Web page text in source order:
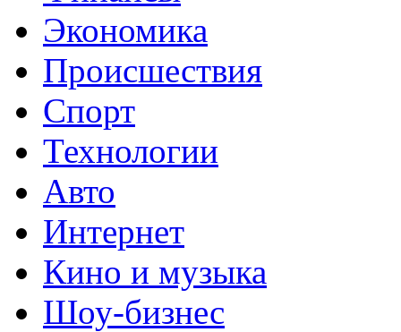
Экономика
Происшествия
Спорт
Технологии
Авто
Интернет
Кино и музыка
Шоу-бизнес